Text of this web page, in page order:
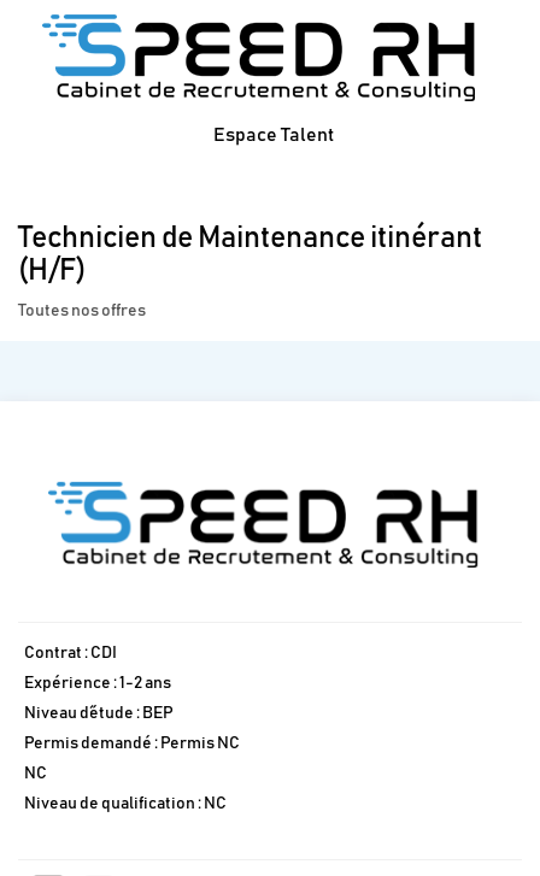
Espace Talent
Technicien de Maintenance itinérant
(H/F)
Toutes nos offres
Contrat : CDI
Expérience : 1-2 ans
Niveau d´étude : BEP
Permis demandé : Permis NC
NC
Niveau de qualification : NC